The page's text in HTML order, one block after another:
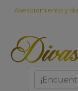
Asesoramiento y